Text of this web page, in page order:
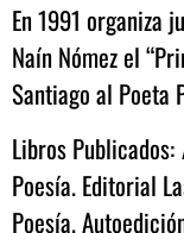
En 1991 organiza
Naín Nómez el
Santiago al Poeta
Libros Publicados:
Poesía. Editorial
Poesía.